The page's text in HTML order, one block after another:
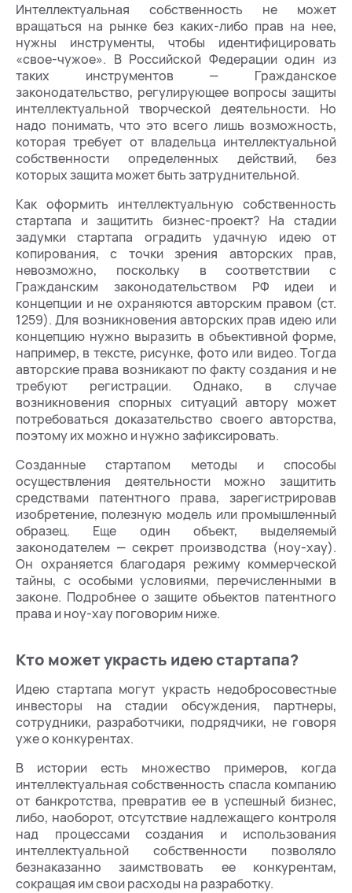
Интеллектуальная собственность не может
вращаться на рынке без каких-либо прав на нее,
нужны инструменты, чтобы идентифицировать
«свое-чужое». В Российской Федерации один из
таких инструментов — Гражданское
законодательство, регулирующее вопросы защиты
интеллектуальной творческой деятельности. Но
надо понимать, что это всего лишь возможность,
которая требует от владельца интеллектуальной
собственности определенных действий, без
которых защита может быть затруднительной.
Как оформить интеллектуальную собственность
стартапа и защитить бизнес-проект? На стадии
задумки стартапа оградить удачную идею от
копирования, с точки зрения авторских прав,
невозможно, поскольку в соответствии с
Гражданским законодательством РФ идеи и
концепции и не охраняются авторским правом (ст.
1259). Для возникновения авторских прав идею или
концепцию нужно выразить в объективной форме,
например, в тексте, рисунке, фото или видео. Тогда
авторские права возникают по факту создания и не
требуют регистрации. Однако, в случае
возникновения спорных ситуаций автору может
потребоваться доказательство своего авторства,
поэтому их можно и нужно зафиксировать.
Созданные стартапом методы и способы
осуществления деятельности можно защитить
средствами патентного права, зарегистрировав
изобретение, полезную модель или промышленный
образец. Еще один объект, выделяемый
законодателем — секрет производства (ноу-хау).
Он охраняется благодаря режиму коммерческой
тайны, с особыми условиями, перечисленными в
законе. Подробнее о защите объектов патентного
права и ноу-хау поговорим ниже.
Кто может украсть идею стартапа?
Идею стартапа могут украсть недобросовестные
инвесторы на стадии обсуждения, партнеры,
сотрудники, разработчики, подрядчики, не говоря
уже о конкурентах.
В истории есть множество примеров, когда
интеллектуальная собственность спасла компанию
от банкротства, превратив ее в успешный бизнес,
либо, наоборот, отсутствие надлежащего контроля
над процессами создания и использования
интеллектуальной собственности позволяло
безнаказанно заимствовать ее конкурентам,
сокращая им свои расходы на разработку.